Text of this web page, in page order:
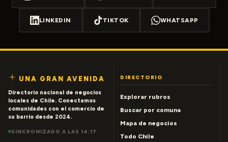
LINKEDIN TIKTOK WHATSAPP
UNA GRAN AVENIDA
Directorio nacional de negocios
locales de Chile. Conectamos
comunidades con el comercio de
su barrio desde 2024.
SINCRONIZADO A LAS 14:17
DIRECTORIO
Explorar rubros
Buscar por comuna
Mapa de negocios
Todo Chile